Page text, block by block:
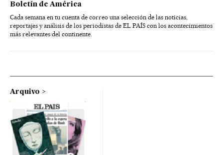
Boletín de América
Cada semana en tu cuenta de correo una selección de las noticias,
reportajes y análisis de los periodistas de EL PAÍS con los acontecimientos
más relevantes del continente.
Arquivo